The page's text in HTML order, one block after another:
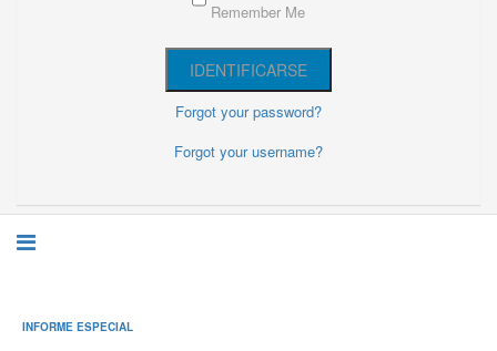
Remember Me
Forgot your password?
Forgot your username?
INFORME ESPECIAL